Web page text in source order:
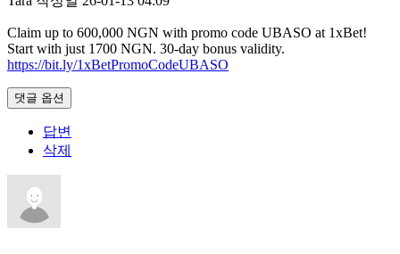
Claim up to 600,000 NGN with promo code UBASO at 1xBet!
Start with just 1700 NGN. 30-day bonus validity.
https://bit.ly/1xBetPromoCodeUBASO
댓글 옵션
답변
삭제